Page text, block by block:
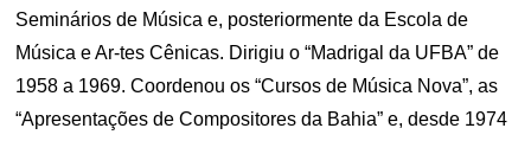
Seminários de Música e, posteriormente da Escola de
Música e Ar-tes Cênicas. Dirigiu o “Madrigal da UFBA” de
1958 a 1969. Coordenou os “Cursos de Música Nova”, as
“Apresentações de Compositores da Bahia” e, desde 1974